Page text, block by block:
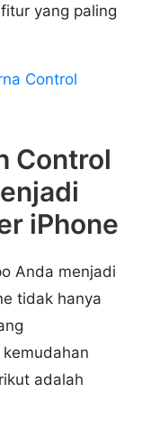
yang paling
Control
Control
iPhone
Anda menjadi
tidak hanya
adalah